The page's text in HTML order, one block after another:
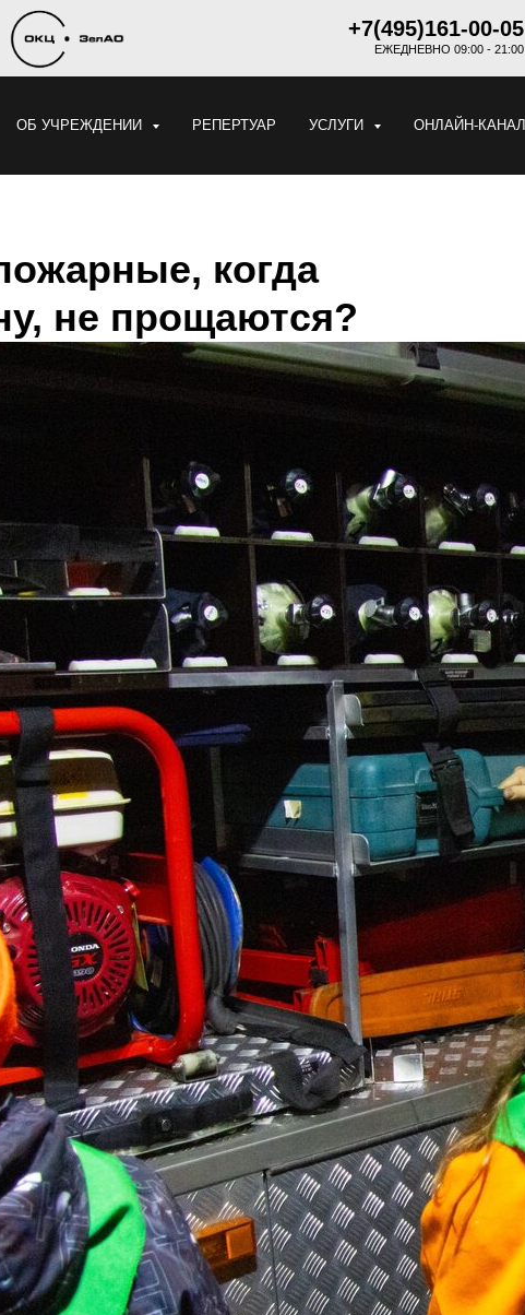
+7(495)161-00-05
ЕЖЕДНЕВНО 09:00 - 21:00
ОБ УЧРЕЖДЕНИИ РЕПЕРТУАР УСЛУГИ ОНЛАЙН-КАНАЛ
когда
не прощаются?